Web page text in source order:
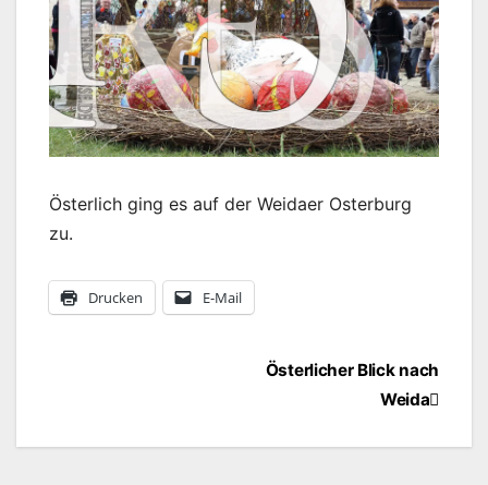
Österlich ging es auf der Weidaer Osterburg
zu.
Drucken E-Mail
BeitragsnavigationÖsterlicher Blick nach
Weida